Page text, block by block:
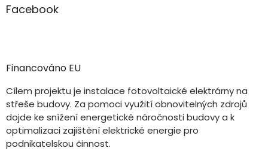
Facebook
Financováno EU
Cílem projektu je instalace fotovoltaické elektrárny na
střeše budovy. Za pomoci využití obnovitelných zdrojů
dojde ke snížení energetické náročnosti budovy a k
optimalizaci zajištění elektrické energie pro
podnikatelskou činnost.